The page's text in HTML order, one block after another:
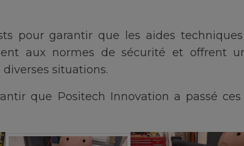
pour garantir que les aides
aux normes de sécurité et offrent
situations.
que Positech Innovation a passé